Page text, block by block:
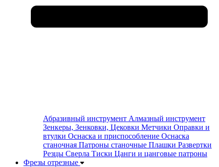
Абразивный инструмент Алмазный инструмент
Зенкеры, Зенковки, Цековки Метчики Оправки и
втулки Оснаска и приспособление Оснаска
станочная Патроны станочные Плашки Развертки
Резцы Сверла Тиски Цанги и цанговые патроны
Фрезы отрезные